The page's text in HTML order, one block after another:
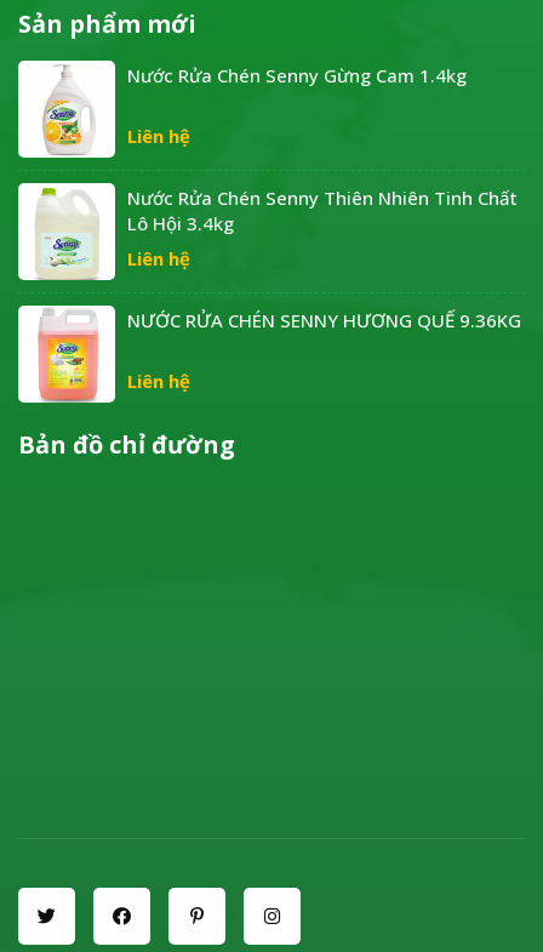
Sản phẩm mới
Nước Rửa Chén Senny Gừng Cam 1.4kg
Liên hệ
Nước Rửa Chén Senny Thiên Nhiên Tinh Chất
Lô Hội 3.4kg
Liên hệ
NƯỚC RỬA CHÉN SENNY HƯƠNG QUẾ 9.36KG
Liên hệ
Bản đồ chỉ đường